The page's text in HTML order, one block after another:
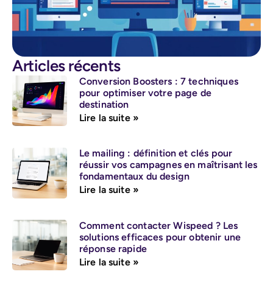
Articles récents
Conversion Boosters : 7 techniques
pour optimiser votre page de
destination
Lire la suite »
Le mailing : définition et clés pour
réussir vos campagnes en maîtrisant les
fondamentaux du design
Lire la suite »
Comment contacter Wispeed ? Les
solutions efficaces pour obtenir une
réponse rapide
Lire la suite »